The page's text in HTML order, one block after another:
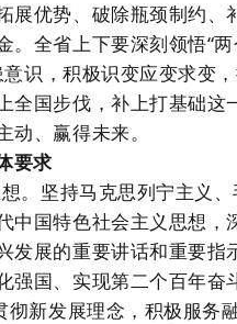
优势、破除瓶颈制约、
全省上下要深刻领悟“
意识，积极识变应变求变
全国步伐，补上打基础
、赢得未来。
要求
。坚持马克思列宁主义
中国特色社会主义思想
发展的重要讲话和重要
国、实现第二个百年奋
新发展理念，积极服务